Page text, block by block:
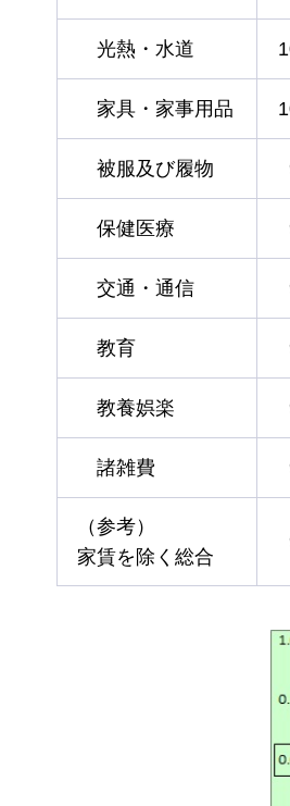
光熱・水道
家具・家事用品
被服及び履物
保健医療
交通・通信
教育
教養娯楽
諸雑費
（参考）
家賃を除く総合